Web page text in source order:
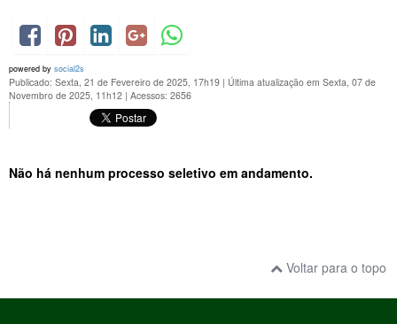
powered by social2s
Publicado: Sexta, 21 de Fevereiro de 2025, 17h19 | Última atualização em Sexta, 07 de
Novembro de 2025, 11h12 | Acessos: 2656
Não há nenhum processo seletivo em andamento.
Voltar para o topo